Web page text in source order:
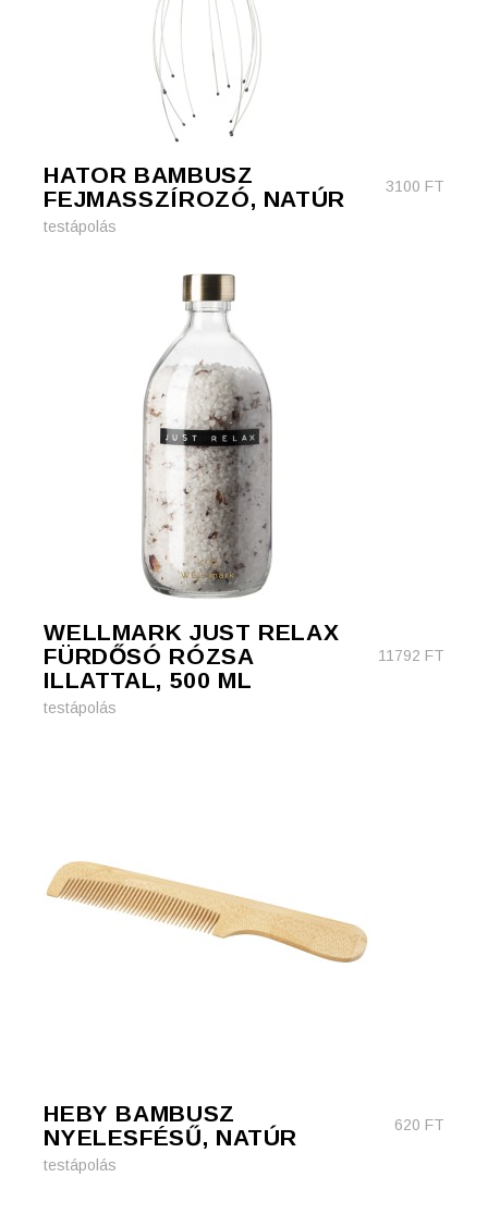
HATOR BAMBUSZ
FEJMASSZÍROZÓ, NATÚR
3100 FT
testápolás
WELLMARK JUST RELAX
FÜRDŐSÓ RÓZSA
ILLATTAL, 500 ML
11792 FT
testápolás
HEBY BAMBUSZ
NYELESFÉSŰ, NATÚR
620 FT
testápolás